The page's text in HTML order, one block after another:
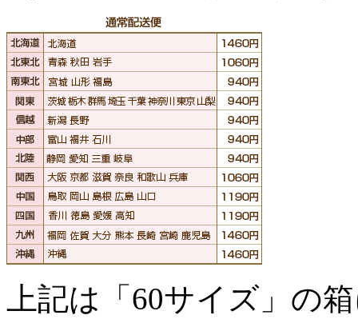
上記は「60サイズ」の